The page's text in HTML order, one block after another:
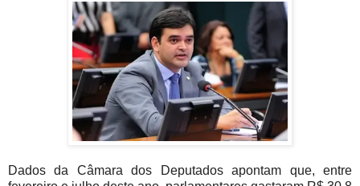
Dados da Câmara dos Deputados apontam que, entre